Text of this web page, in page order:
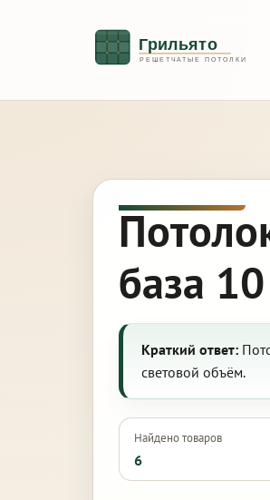
база
Краткий ответ:
световой объём.
Найдено товаров
6